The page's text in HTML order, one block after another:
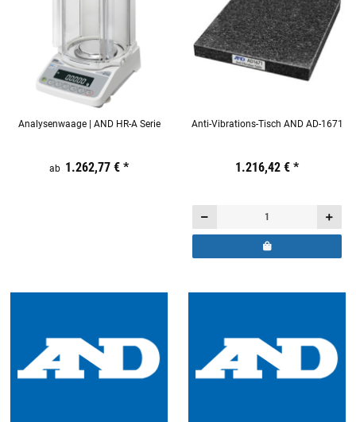
Analysenwaage | AND HR-A Serie
19,44 €inkl. 19% USt.
ab 1.262,77 €*
Anti-Vibrations-Tisch AND AD-1671
19,44 €inkl. 19% USt.
1.216,42 € *